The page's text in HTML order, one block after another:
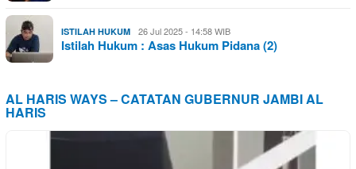
ISTILAH HUKUM 26 Jul 2025 - 14:58 WIB
Istilah Hukum : Asas Hukum Pidana (2)
AL HARIS WAYS – CATATAN GUBERNUR JAMBI AL
HARIS